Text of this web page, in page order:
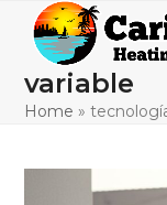
content
Open
mobile
menu
Close
mobile
menu
variable
Home »